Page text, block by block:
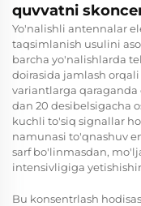
quvvatni
Yo'nalishli antennalar
taqsimlanish usulini
barcha yo'nalishlarda
doirasida jamlash
variantlarga
dan 20 desibelsigacha
kuchli to'siq signallar
namunasi to'qnashuv
sarf bo'linmasdan,
intensivligiga
Bu konsentrlash